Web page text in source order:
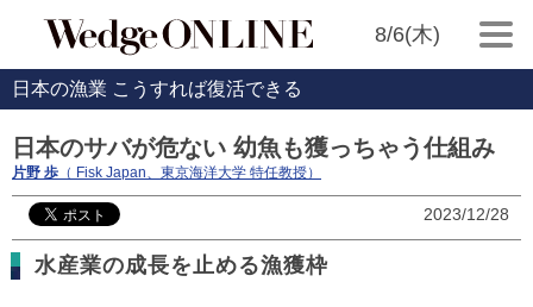
8/6(木)
日本の漁業 こうすれば復活できる
日本のサバが危ない 幼魚も獲っちゃう仕組み
片野 歩 （ Fisk Japan、東京海洋大学 特任教授）
2023/12/28
水産業の成長を止める漁獲枠